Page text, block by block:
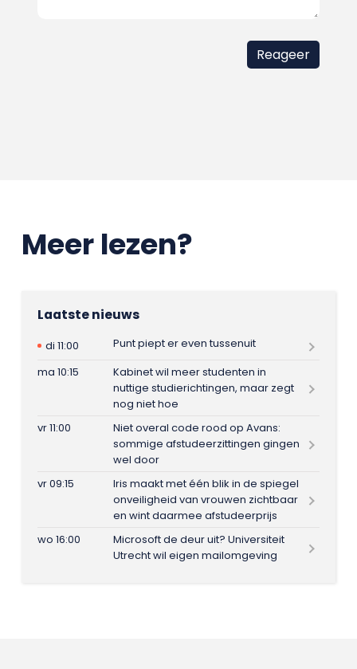
Meer lezen?
Laatste nieuws
di 11:00
Punt piept er even tussenuit
ma 10:15
Kabinet wil meer studenten in
nuttige studierichtingen, maar zegt
nog niet hoe
vr 11:00
Niet overal code rood op Avans:
sommige afstudeerzittingen gingen
wel door
vr 09:15
Iris maakt met één blik in de spiegel
onveiligheid van vrouwen zichtbaar
en wint daarmee afstudeerprijs
wo 16:00
Microsoft de deur uit? Universiteit
Utrecht wil eigen mailomgeving